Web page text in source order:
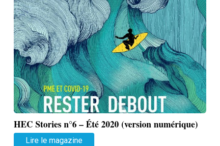
HEC Stories n°6 – Été 2020 (version numérique)
Lire le magazine